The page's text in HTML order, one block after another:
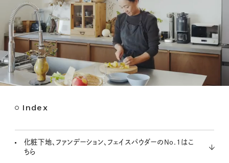
e
Index
化粧下地、ファンデーション、フェイスパウダーのNo.1はこ
ちら